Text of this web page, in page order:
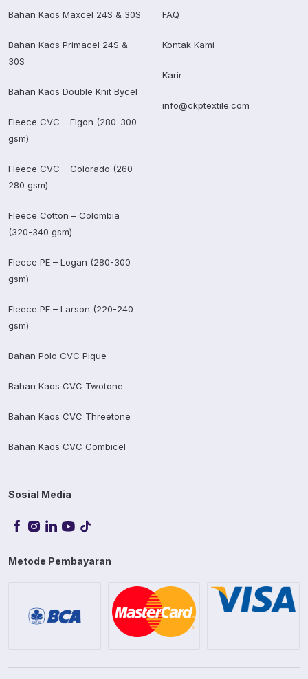
Bahan Kaos Maxcel 24S & 30S
Bahan Kaos Primacel 24S &
30S
Bahan Kaos Double Knit Bycel
Fleece CVC – Elgon (280-300
gsm)
Fleece CVC – Colorado (260-
280 gsm)
Fleece Cotton – Colombia
(320-340 gsm)
Fleece PE – Logan (280-300
gsm)
Fleece PE – Larson (220-240
gsm)
Bahan Polo CVC Pique
Bahan Kaos CVC Twotone
Bahan Kaos CVC Threetone
Bahan Kaos CVC Combicel
FAQ
Kontak Kami
Karir
info@ckptextile.com
Sosial Media
Metode Pembayaran